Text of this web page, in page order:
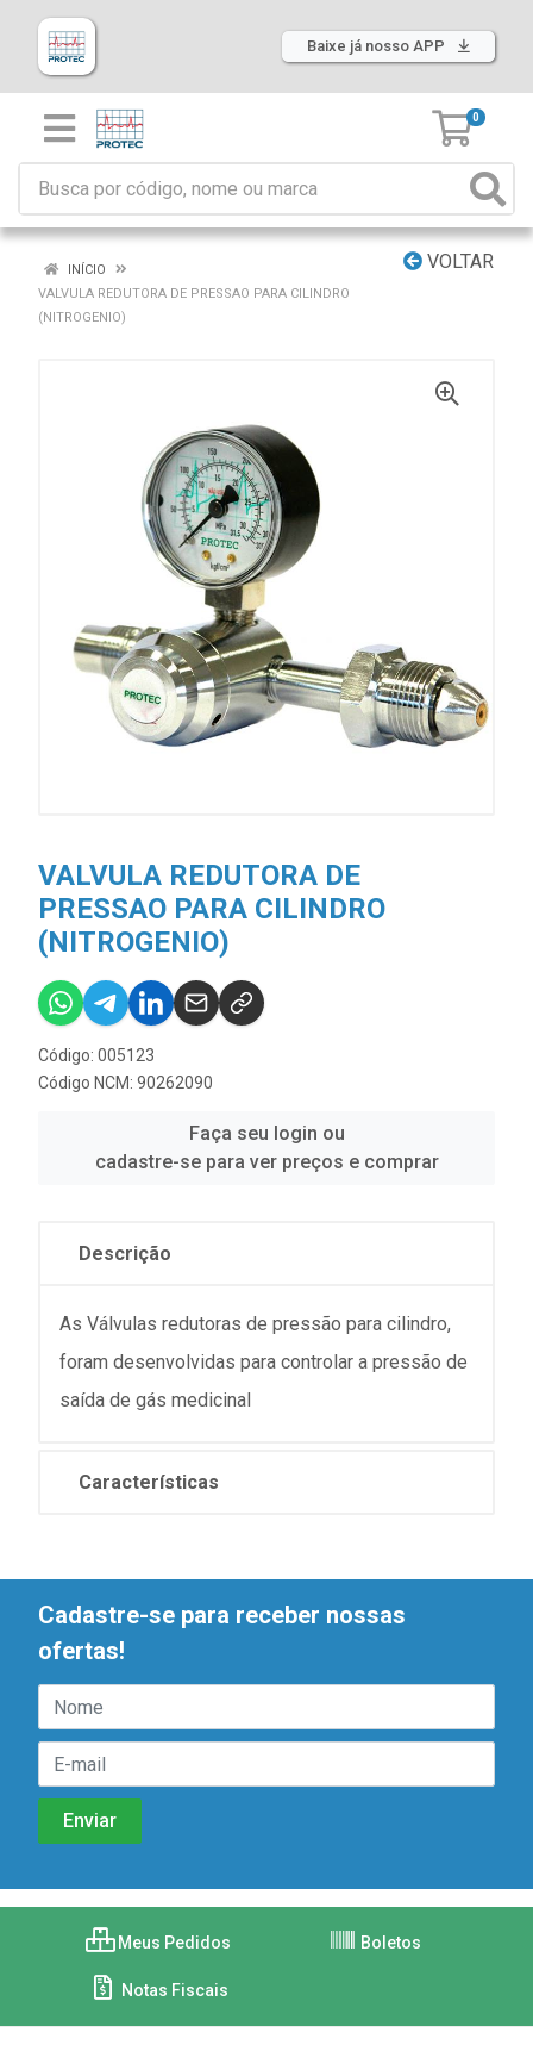
Baixe já nosso APP
0
VOLTAR
INÍCIO
VALVULA REDUTORA DE PRESSAO PARA CILINDRO
(NITROGENIO)
VALVULA REDUTORA DE
PRESSAO PARA CILINDRO
(NITROGENIO)
Código: 005123
Código NCM: 90262090
Faça seu login ou
cadastre-se para ver preços e comprar
Descrição
As Válvulas redutoras de pressão para cilindro,
foram desenvolvidas para controlar a pressão de
saída de gás medicinal
Características
Cadastre-se para receber nossas
ofertas!
Meus Pedidos Boletos
Notas Fiscais